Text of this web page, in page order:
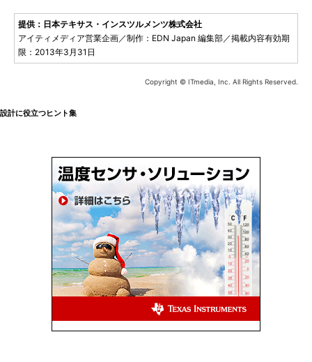
提供：日本テキサス・インスツルメンツ株式会社
アイティメディア営業企画／制作：EDN Japan 編集部／掲載内容有効期
限：2013年3月31日
Copyright © ITmedia, Inc. All Rights Reserved.
設計に役立つヒント集